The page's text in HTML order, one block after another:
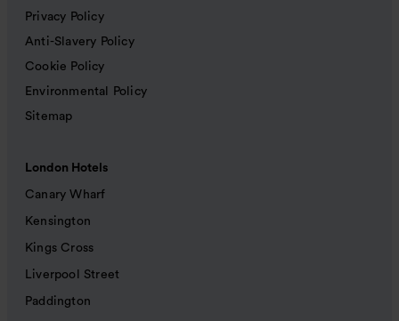
Privacy Policy
Anti-Slavery Policy
Cookie Policy
Environmental Policy
Sitemap
London Hotels
Canary Wharf
Kensington
Kings Cross
Liverpool Street
Paddington